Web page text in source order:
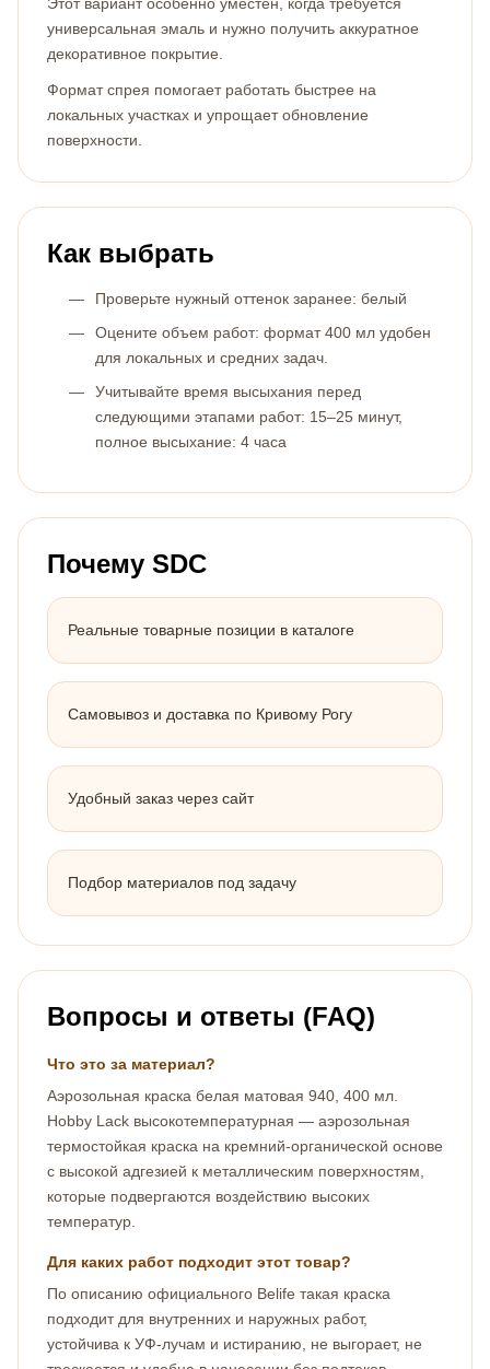
универсальная эмаль и нужно получить аккуратное
декоративное покрытие.
Формат спрея помогает работать быстрее на
локальных участках и упрощает обновление
поверхности.
Как выбрать
Проверьте нужный оттенок заранее: белый
Оцените объем работ: формат 400 мл удобен
для локальных и средних задач.
Учитывайте время высыхания перед
следующими этапами работ: 15–25 минут,
полное высыхание: 4 часа
Почему SDC
Реальные товарные позиции в каталоге
Самовывоз и доставка по Кривому Рогу
Удобный заказ через сайт
Подбор материалов под задачу
Вопросы и ответы (FAQ)
Что это за материал?
Аэрозольная краска белая матовая 940, 400 мл.
Hobby Lack высокотемпературная — аэрозольная
термостойкая краска на кремний-органической основе
с высокой адгезией к металлическим поверхностям,
которые подвергаются воздействию высоких
температур.
Для каких работ подходит этот товар?
По описанию официального Belife такая краска
подходит для внутренних и наружных работ,
устойчива к УФ-лучам и истиранию, не выгорает, не